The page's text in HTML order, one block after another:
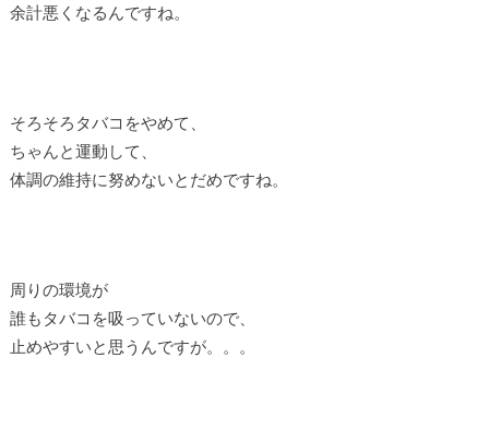
余計悪くなるんですね。
そろそろタバコをやめて、
ちゃんと運動して、
体調の維持に努めないとだめですね。
周りの環境が
誰もタバコを吸っていないので、
止めやすいと思うんですが。。。